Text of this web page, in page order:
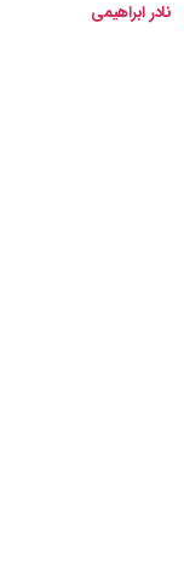
نادر ابراهیمی